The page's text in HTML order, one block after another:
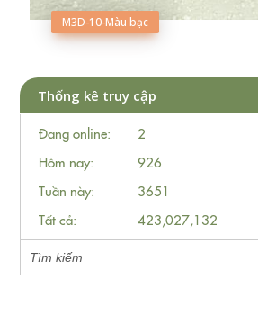
M3D-10-Màu bạc
Thống kê truy cập
Đang online:
2
Hôm nay:
926
Tuần này:
3651
Tất cả:
423,027,132